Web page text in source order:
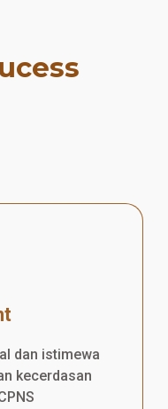
dan istimewa
kecerdasan